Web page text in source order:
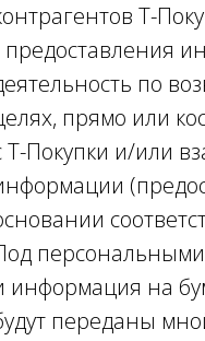
Т-
предоставления
по
прямо или
Т-Покупки и/или
информация на
переданы